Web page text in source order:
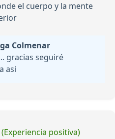
el cuerpo y la mente
Colmenar
gracias seguiré
asi
(Experiencia positiva)